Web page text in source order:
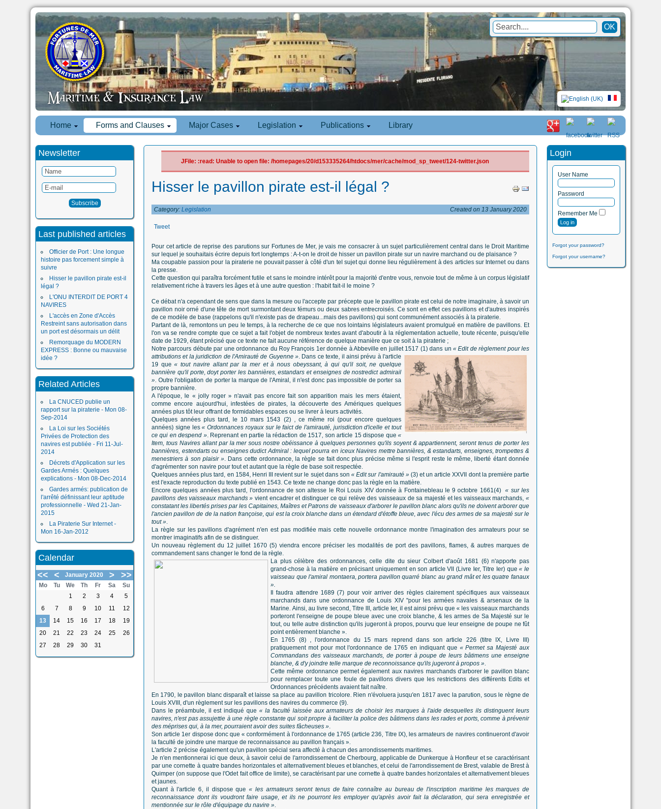
Home Forms and Clauses Major Cases Legislation Publications Library
Newsletter
Last published articles
Officier de Port : Une longue
histoire pas forcement simple à
suivre
Hisser le pavillon pirate est-il
légal ?
L'ONU INTERDIT DE PORT 4
NAVIRES
L'accès en Zone d'Accès
Restreint sans autorisation dans
un port est désormais un délit
Remorquage du MODERN
EXPRESS : Bonne ou mauvaise
idée ?
Related Articles
La CNUCED publie un
rapport sur la piraterie - Mon 08-
Sep-2014
La Loi sur les Sociétés
Privées de Protection des
navires est publiée - Fri 11-Jul-
2014
Décrets d'Application sur les
Gardes Armés : Quelques
explications - Mon 08-Dec-2014
Gardes armés: publication de
l'arrêté définissant leur aptitude
professionnelle - Wed 21-Jan-
2015
La Piraterie Sur Internet -
Mon 16-Jan-2012
Calendar
<<
< January 2020 > >>
Mo Tu We Th Fr Sa
Su
1
2 3 4
5
6
7 8 9 10 11
12
13
14 15 16 17 18
19
20
21 22 23 24 25
26
27
28 29 30 31
Login
User Name
Password
Remember Me
Forgot your password?
Forgot your username?
JFile: :read: Unable to open file: /homepages/20/d153335264/htdocs/mer/cache/mod_sp_tweet/124-twitter.json
Hisser le pavillon pirate est-il légal ?
Category: Legislation Created on 13 January 2020
Tweet
Pour cet article de reprise des parutions sur Fortunes de Mer, je vais me consacrer à un sujet particulièrement central dans le Droit Maritime
sur lequel je souhaitais écrire depuis fort longtemps : A-t-on le droit de hisser un pavillon pirate sur un navire marchand ou de plaisance ?
Ma coupable passion pour la piraterie ne pouvait passer à côté d'un tel sujet qui donne lieu régulièrement à des articles sur Internet ou dans
la presse.
Cette question qui paraîtra forcément futile et sans le moindre intérêt pour la majorité d'entre vous, renvoie tout de même à un corpus législatif
relativement riche à travers les âges et à une autre question : l'habit fait-il le moine ?
Ce débat n'a cependant de sens que dans la mesure ou l'accepte par précepte que le pavillon pirate est celui de notre imaginaire, à savoir un
pavillon noir orné d'une tête de mort surmontant deux fémurs ou deux sabres entrecroisés. Ce sont en effet ces pavillons et d'autres inspirés
de ce modèle de base (rappelons qu'il n'existe pas de drapeau...mais des pavillons) qui sont communément associés à la piraterie.
Partant de là, remontons un peu le temps, à la recherche de ce que nos lointains législateurs avaient promulgué en matière de pavillons. Et
l'on va se rendre compte que ce sujet a fait l'objet de nombreux textes avant d'aboutir à la réglementation actuelle, toute récente, puisqu'elle
date de 1929, étant précisé que ce texte ne fait aucune référence de quelque manière que ce soit à la piraterie ;
Notre parcours débute par une ordonnance du Roy François 1er donnée à Abbeville en juillet 1517 (1) dans un « Edit de règlement pour les
attributions et la juridiction de l'Amirauté de Guyenne ». Dans ce texte, il ainsi prévu à l'article
19 que« tout navire allant par la mer et à nous obeyssant, à qui qu'il soit, ne quelque
bannière qu'il porte, doyt porter les bannières, estandars et enseignes de nostredict admirail
». Outre l'obligation de porter la marque de l'Amiral, il n'est donc pas impossible de porter sa
propre bannière.
A l'époque, le « jolly roger » n'avait pas encore fait son apparition mais les mers étaient,
comme encore aujourd'hui, infestées de pirates, la découverte des Amériques quelques
années plus tôt leur offrant de formidables espaces ou se livrer à leurs activités.
Quelques années plus tard, le 10 mars 1543 (2) , ce même roi (pour encore quelques
années) signe les« Ordonnances royaux sur le faict de l'amirauté, jurisdiction d'icelle et tout
ce qui en despend ». Reprenant en partie la rédaction de 1517, son article 15 dispose que«
Item, tous Navires allant par la mer sous nostre obéissance à quelques personnes qu'ils soyent & appartiennent, seront tenus de porter les
bannières, estendarts ou enseignes dudict Admiral : lequel pourra en iceux Navires mettre bannières, & estandarts, enseignes, trompettes &
menestriers à son plaisir ». Dans cette ordonnance, la règle se fait donc plus précise même si l'esprit reste le même, liberté étant donnée
d'agrémenter son navire pour tout et autant que la règle de base soit respectée.
Quelques années plus tard, en 1584, Henri III revient sur le sujet dans son« Edit sur l'amirauté »(3) et un article XXVII dont la première partie
est l'exacte reproduction du texte publié en 1543. Ce texte ne change donc pas la règle en la matière.
Encore quelques années plus tard, l'ordonnance de son altesse le Roi Louis XIV donnée à Fontainebleau le 9 octobre 1661(4)« sur les
pavillons des vaisseaux marchands » vient encadrer et distinguer ce qui relève des vaisseaux de sa majesté et les vaisseaux marchands,«
constatant les libertés prises par les Capitaines, Maîtres et Patrons de vaisseaux d'arborer le pavillon blanc alors qu'ils ne doivent arborer que
l'ancien pavillon de de la nation françoise, qui est la croix blanche dans un étendard d'étoffe bleue, avec l'écu des armes de sa majesté sur le
tout ».
La règle sur les pavillons d'agrément n'en est pas modifiée mais cette nouvelle ordonnance montre l'imagination des armateurs pour se
montrer imaginatifs afin de se distinguer.
Un nouveau règlement du 12 juillet 1670 (5) viendra encore préciser les modalités de port des pavillons, flames, & autres marques de
commandement sans changer le fond de la règle.
La plus célèbre des ordonnances, celle dite du sieur Colbert d'août 1681 (6) n'apporte pas
grand-chose à la matière en précisant uniquement en son article VII (Livre Ier, Titre Ier) que« le
vaisseau que l'amiral montaera, portera pavillon quarré blanc au grand mât et les quatre fanaux
».
Il faudra attendre 1689 (7) pour voir arriver des règles clairement spécifiques aux vaisseaux
marchands dans une ordonnance de Louis XIV "pour les armées navales & arsenaux de la
Marine. Ainsi, au livre second, Titre III, article Ier, il est ainsi prévu que « les vaisseaux marchands
porteront l'enseigne de poupe bleue avec une croix blanche, & les armes de Sa Majesté sur le
tout, ou telle autre distinction qu'ils jugeront à propos, pourvu que leur enseigne de poupe ne fût
point entièrement blanche ».
En 1765 (8) , l'ordonnance du 15 mars reprend dans son article 226 (titre IX, Livre III)
pratiquement mot pour mot l'ordonnance de 1765 en indiquant que « Permet sa Majesté aux
Commandans des vaisseaux marchands, de porter à poupe de leurs bâtimens une enseigne
blanche, & d'y joindre telle marque de reconnoissance qu'ils jugeront à propos ».
Cette même ordonnance permet également aux navires marchands d'arborer le pavillon blanc
pour remplacer toute une foule de pavillons divers que les restrictions des différents Edits et
Ordonnances précédents avaient fait naître.
En 1790, le pavillon blanc disparaît et laisse sa place au pavillon tricolore. Rien n'évoluera jusqu'en 1817 avec la parution, sous le règne de
Louis XVIII, d'un règlement sur les pavillons des navires du commerce (9).
Dans le préambule, il est indiqué que« la faculté laissée aux armateurs de choisir les marques à l'aide desquelles ils distinguent leurs
navires, n'est pas assujettie à une règle constante qui soit propre à faciliter la police des bâtimens dans les rades et ports, comme à prévenir
des méprises qui, à la mer, pourraient avoir des suites fâcheuses ».
Son article 1er dispose donc que « conformément à l'ordonnance de 1765 (article 236, Titre IX), les armateurs de navires continueront d'avoir
la faculté de joindre une marque de reconnaissance au pavillon français ».
L'article 2 précise également qu'un pavillon spécial sera affecté à chacun des arrondissements maritimes.
Je n'en mentionnerai ici que deux, à savoir celui de l'arrondissement de Cherbourg, applicable de Dunkerque à Honfleur et se caractérisant
par une cornette à quatre bandes horizontales et alternativement bleues et blanches, et celui de l'arrondissement de Brest, valable de Brest à
Quimper (on suppose que l'Odet fait office de limite), se caractérisant par une cornette à quatre bandes horizontales et alternativement bleues
et jaunes.
Quant à l'article 6, il dispose que« les armateurs seront tenus de faire connaître au bureau de l'inscription maritime les marques de
reconnaissance dont ils voudront faire usage, et ils ne pourront les employer qu'après avoir fait la déclaration, qui sera enregistrée et
mentionnée sur le rôle d'équipage du navire ».